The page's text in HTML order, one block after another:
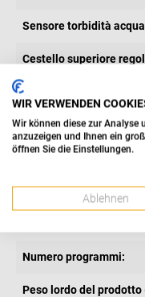
Sensore torbidità
Cestello superiore
Integrazione:
Porta posate:
Porta pannellabile:
Altre descrizioni
Numero programmi:
Peso lordo del prodotto
WIR VERWENDEN
Wir können diese zur Analyse
anzuzeigen und Ihnen ein
öffnen Sie die Einstellungen.
Ablehnen